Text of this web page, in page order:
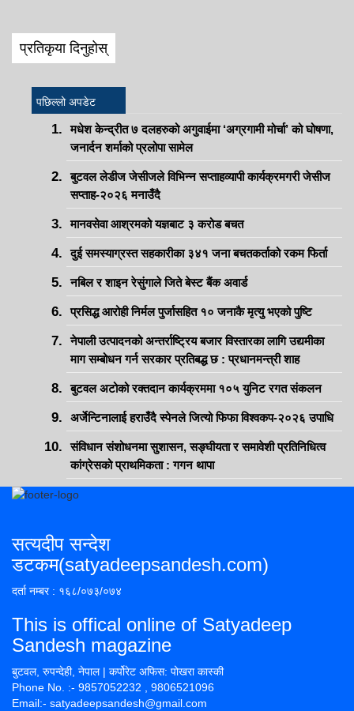
प्रतिकृया दिनुहोस्
पछिल्लो अपडेट
मधेश केन्द्रीत ७ दलहरुको अगुवाईमा ‘अग्रगामी मोर्चा’ को घोषणा,
जनार्दन शर्माको प्रलोपा सामेल
बुटवल लेडीज जेसीजले विभिन्न सप्ताहव्यापी कार्यक्रमगरी जेसीज
सप्ताह-२०२६ मनाउँदै
मानवसेवा आश्रमको यज्ञबाट ३ करोड बचत
दुई समस्याग्रस्त सहकारीका ३४१ जना बचतकर्ताको रकम फिर्ता
नबिल र शाइन रेसुंगाले जिते बेस्ट बैंक अवार्ड
प्रसिद्ध आरोही निर्मल पुर्जासहित १० जनाकै मृत्यु भएको पुष्टि
नेपाली उत्पादनको अन्तर्राष्ट्रिय बजार विस्तारका लागि उद्यमीका
माग सम्बोधन गर्न सरकार प्रतिबद्ध छ : प्रधानमन्त्री शाह
बुटवल अटोको रक्तदान कार्यक्रममा १०५ युनिट रगत संकलन
अर्जेन्टिनालाई हराउँदै स्पेनले जित्यो फिफा विश्वकप-२०२६ उपाधि
संविधान संशोधनमा सुशासन, सङ्घीयता र समावेशी प्रतिनिधित्व
कांग्रेसको प्राथमिकता : गगन थापा
सत्यदीप सन्देश
डटकम(satyadeepsandesh.com)
दर्ता नम्बर : १६८/०७३/०७४
This is offical online of Satyadeep
Sandesh magazine
बुटवल, रुपन्देही, नेपाल | कर्पोरेट अफिस: पोखरा कास्की
Phone No. :- 9857052232 , 9806521096
Email:- satyadeepsandesh@gmail.com